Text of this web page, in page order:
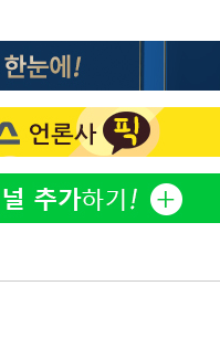
2
3
4
5